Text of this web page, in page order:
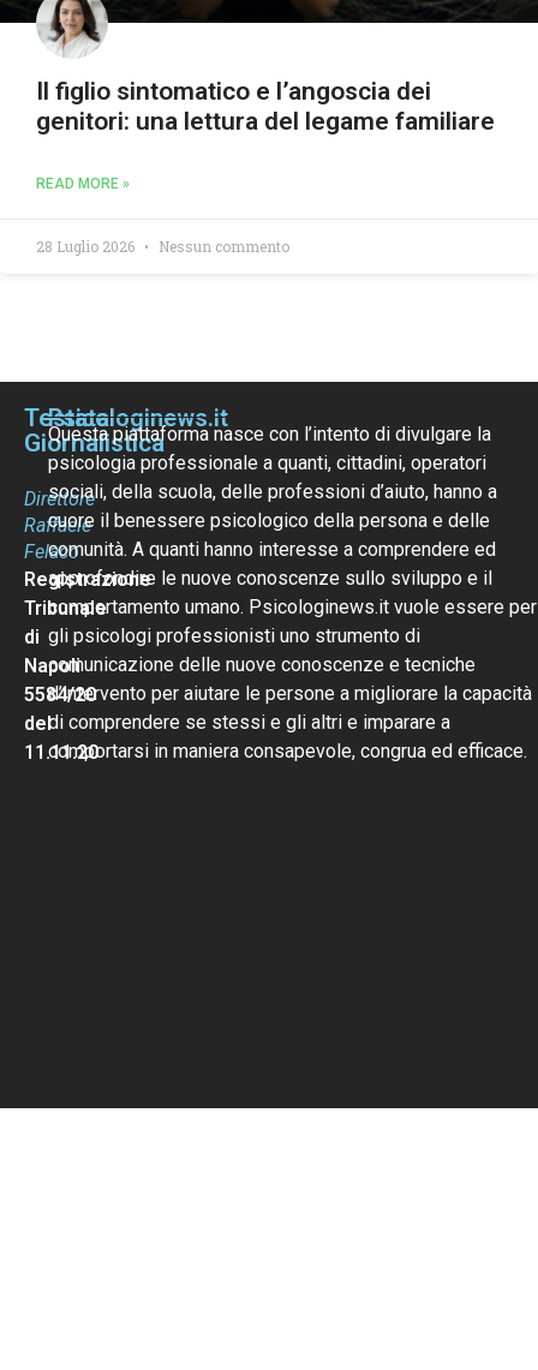
Il figlio sintomatico e l’angoscia dei
genitori: una lettura del legame familiare
READ MORE »
28 Luglio 2026 Nessun commento
Testata
Giornalistica
Direttore
Raffaele
Felaco
Registrazione
Tribunale
di
Napoli
5584/20
del
11.11.20
Psicologinews.it
Questa piattaforma nasce con l’intento di divulgare la
psicologia professionale a quanti, cittadini, operatori
sociali, della scuola, delle professioni d’aiuto, hanno a
cuore il benessere psicologico della persona e delle
comunità. A quanti hanno interesse a comprendere ed
approfondire le nuove conoscenze sullo sviluppo e il
comportamento umano. Psicologinews.it vuole essere per
gli psicologi professionisti uno strumento di
comunicazione delle nuove conoscenze e tecniche
d’intervento per aiutare le persone a migliorare la capacità
di comprendere se stessi e gli altri e imparare a
comportarsi in maniera consapevole, congrua ed efficace.